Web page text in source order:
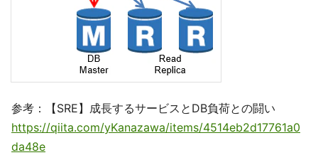
参考：【SRE】成長するサービスとDB負荷との闘い
https://qiita.com/yKanazawa/items/4514eb2d17761a0
da48e